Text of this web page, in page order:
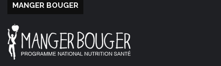
MANGER BOUGER